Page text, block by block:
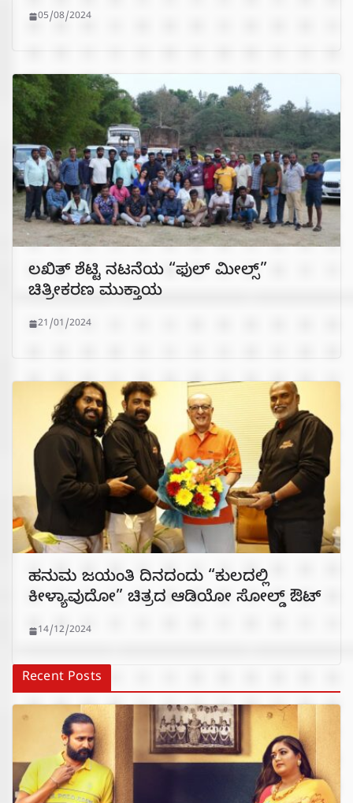
05/08/2024
ಲಖಿತ್ ಶೆಟ್ಟಿ ನಟನೆಯ “ಫುಲ್ ಮೀಲ್ಸ್”
ಚಿತ್ರೀಕರಣ ಮುಕ್ತಾಯ
21/01/2024
ಹನುಮ ಜಯಂತಿ ದಿನದಂದು “ಕುಲದಲ್ಲಿ
ಕೀಳ್ಯಾವುದೋ” ಚಿತ್ರದ ಆಡಿಯೋ ಸೋಲ್ಡ್ ಔಟ್
14/12/2024
Recent Posts